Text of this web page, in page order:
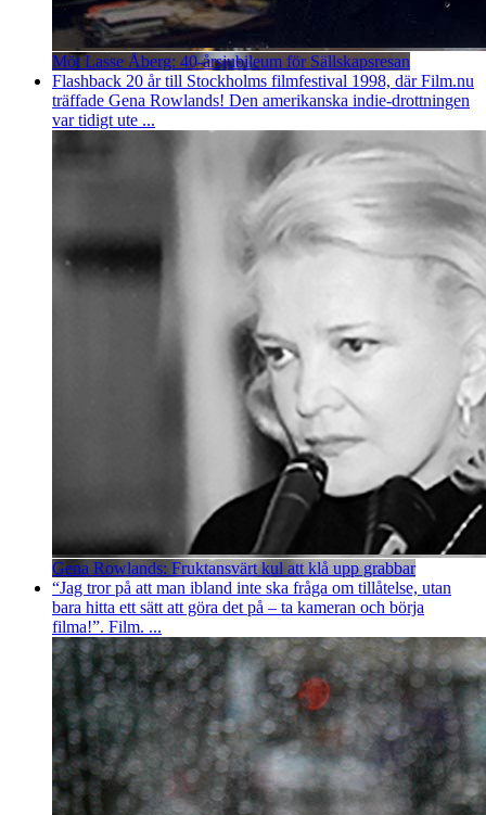
Möt Lasse Åberg: 40-årsjubileum för Sällskapsresan
Flashback 20 år till Stockholms filmfestival 1998, där Film.nu
träffade Gena Rowlands! Den amerikanska indie-drottningen
var tidigt ute ...
Gena Rowlands: Fruktansvärt kul att klå upp grabbar
“Jag tror på att man ibland inte ska fråga om tillåtelse, utan
bara hitta ett sätt att göra det på – ta kameran och börja
filma!”. Film. ...